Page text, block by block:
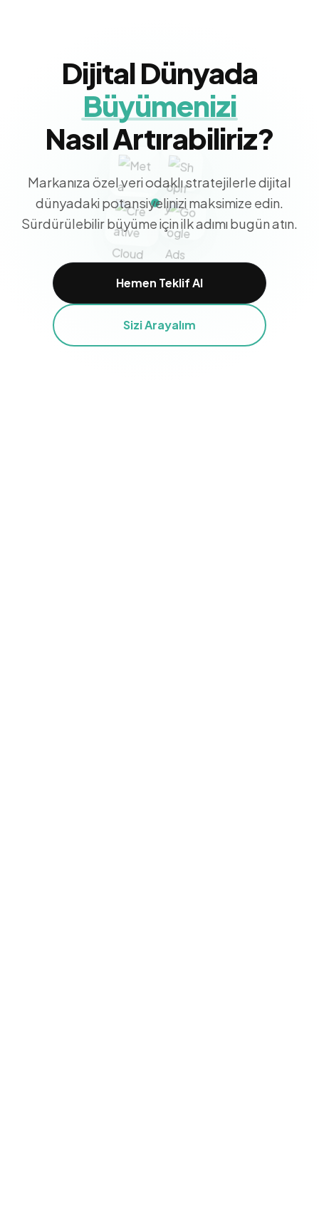
Dijital Dünyada
Büyümenizi
Nasıl Artırabiliriz?
Markanıza özel veri odaklı stratejilerle dijital
dünyadaki potansiyelinizi maksimize edin.
Sürdürülebilir büyüme için ilk adımı bugün atın.
Hemen Teklif Al
Sizi Arayalım